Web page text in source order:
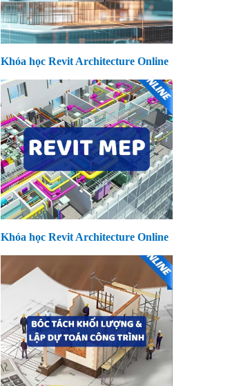
Khóa học Revit Architecture Online
Khóa học Revit Architecture Online